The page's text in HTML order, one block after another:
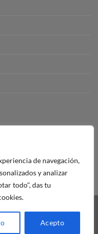
de navegación,
y analizar
todo", das tu
Acepto
Stripe MasterCard
Tienda Online España.